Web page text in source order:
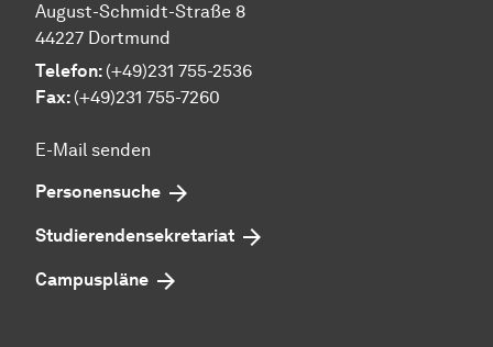
August-Schmidt-Straße 8
44227 Dortmund
Telefon: (+49)231 755-2536
Fax: (+49)231 755-7260
E-Mail senden
Personensuche
Studierendensekretariat
Campuspläne